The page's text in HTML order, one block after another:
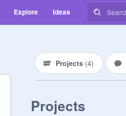
Explore Ideas
Projects (4)
Projects